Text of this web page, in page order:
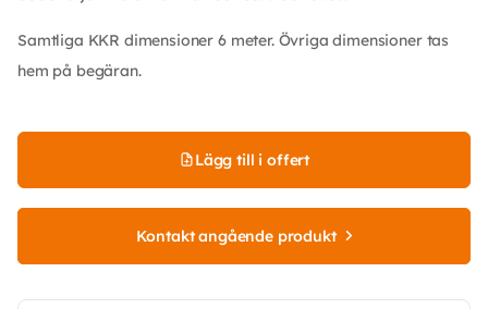
Samtliga KKR dimensioner 6 meter. Övriga dimensioner tas
hem på begäran.
Lägg till i offert
Kontakt angående produkt